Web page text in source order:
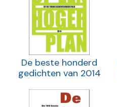
De beste honderd
gedichten van 2014